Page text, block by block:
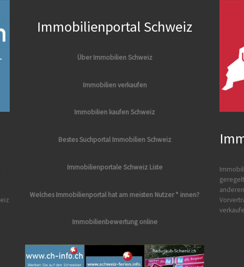
Immobilienportal Schweiz
Über Immobilien Schweiz
Immobilien verkaufen
Immobilien kaufen Schweiz
Bestes Suchportal Immobilien Schweiz
Immobilienportale Schweiz Liste
Welches Immobilienportal hat am meisten Nutzer * innen?
Immobilienbewertung online